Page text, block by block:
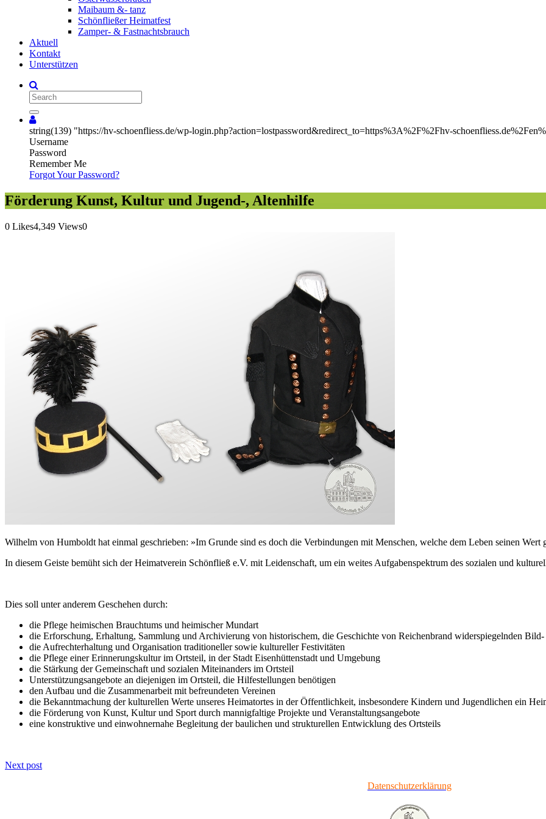
Maibaum &- tanz
Schönfließer Heimatfest
Zamper- & Fastnachtsbrauch
Aktuell
Kontakt
Unterstützen
Search
string(139) "https://hv-schoenfliess.de/wp-login.php?action=lostpassword&redirect_to=https%3A%2F%2Fhv-
Username
Password
Remember Me
Forgot Your Password?
Förderung Kunst, Kultur und Jugend-, Altenhilfe
0 Likes4,349 Views0
Wilhelm von Humboldt hat einmal geschrieben: »Im Grunde sind es doch die Verbindungen mit Menschen, welche dem Leben seinen Wert
In diesem Geiste bemüht sich der Heimatverein Schönfließ e.V. mit Leidenschaft, um ein weites Aufgabenspektrum des sozialen und
Dies soll unter anderem Geschehen durch:
die Pflege heimischen Brauchtums und heimischer Mundart
die Erforschung, Erhaltung, Sammlung und Archivierung von historischem, die Geschichte von Reichenbrand widerspiegelnden
die Aufrechterhaltung und Organisation traditioneller sowie kultureller Festivitäten
die Pflege einer Erinnerungskultur im Ortsteil, in der Stadt Eisenhüttenstadt und Umgebung
die Stärkung der Gemeinschaft und sozialen Miteinanders im Ortsteil
Unterstützungsangebote an diejenigen im Ortsteil, die Hilfestellungen benötigen
den Aufbau und die Zusammenarbeit mit befreundeten Vereinen
die Bekanntmachung der kulturellen Werte unseres Heimatortes in der Öffentlichkeit, insbesondere Kindern und Jugendlichen ein
die Förderung von Kunst, Kultur und Sport durch mannigfaltige Projekte und Veranstaltungsangebote
eine konstruktive und einwohnernahe Begleitung der baulichen und strukturellen Entwicklung des Ortsteils
Next post
Datenschutzerklärung